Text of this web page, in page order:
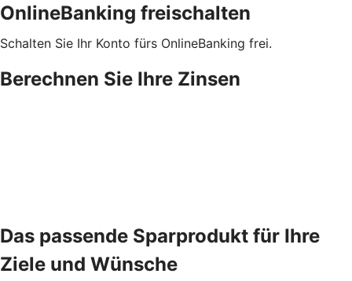
OnlineBanking freischalten
Schalten Sie Ihr Konto fürs OnlineBanking frei.
Berechnen Sie Ihre Zinsen
Das passende Sparprodukt für Ihre
Ziele und Wünsche